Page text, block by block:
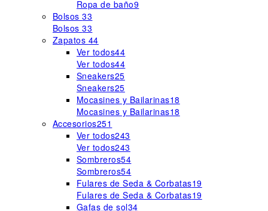
Ropa de baño9
Bolsos33
Bolsos33
Zapatos 44
Ver todos44
Ver todos44
Sneakers25
Sneakers25
Mocasines y Bailarinas18
Mocasines y Bailarinas18
Accesorios251
Ver todos243
Ver todos243
Sombreros54
Sombreros54
Fulares de Seda & Corbatas19
Fulares de Seda & Corbatas19
Gafas de sol34